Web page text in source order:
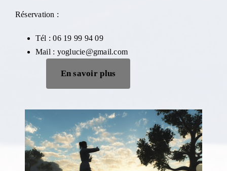
Réservation :
Tél : 06 19 99 94 09
Mail : yoglucie@gmail.com
En savoir plus